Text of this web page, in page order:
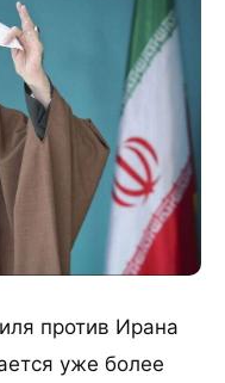
против Ирана
уже более